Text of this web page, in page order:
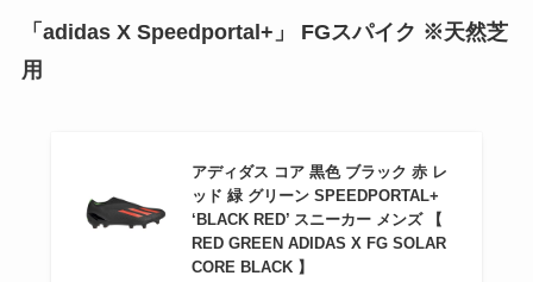
「adidas X Speedportal+」
FGスパイク ※天然芝
用
アディダス コア 黒色 ブラック 赤 レ
ッド 緑 グリーン SPEEDPORTAL+
‘BLACK RED’ スニーカー メンズ 【
RED GREEN ADIDAS X FG SOLAR
CORE BLACK 】